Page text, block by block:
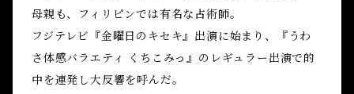
母親も、フィリピンでは有名な占術師。
フジテレビ『金曜日のキセキ』出演に始まり、『うわ
さ体感バラエティ くちこみっ』のレギュラー出演で的
中を連発し大反響を呼んだ。